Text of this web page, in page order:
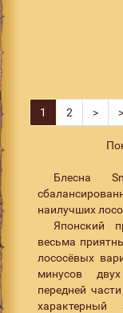
1 2 >
Блесна
наилучших
Японский
весьма
лососёвых
минусов
передней